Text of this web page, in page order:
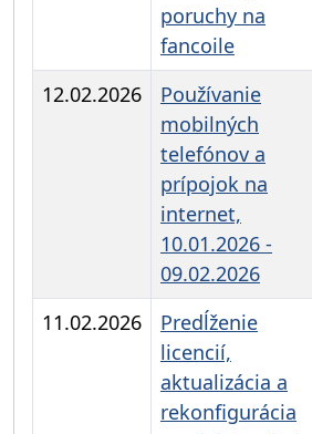
poruchy na
fancoile
12.02.2026
Používanie
mobilných
telefónov a
prípojok na
internet,
10.01.2026 -
09.02.2026
11.02.2026
Predĺženie
licencií,
aktualizácia a
rekonfigurácia